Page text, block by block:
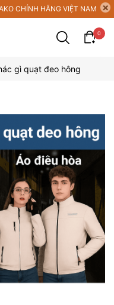
CHÍNH HÃNG VIỆT NAM
0
gì quạt đeo hông